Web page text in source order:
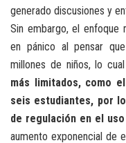
generado discusiones y
Sin embargo, el enfoque
en pánico al pensar
millones de niños, lo
más limitados, como
seis estudiantes, por
de regulación en el
aumento exponencial de